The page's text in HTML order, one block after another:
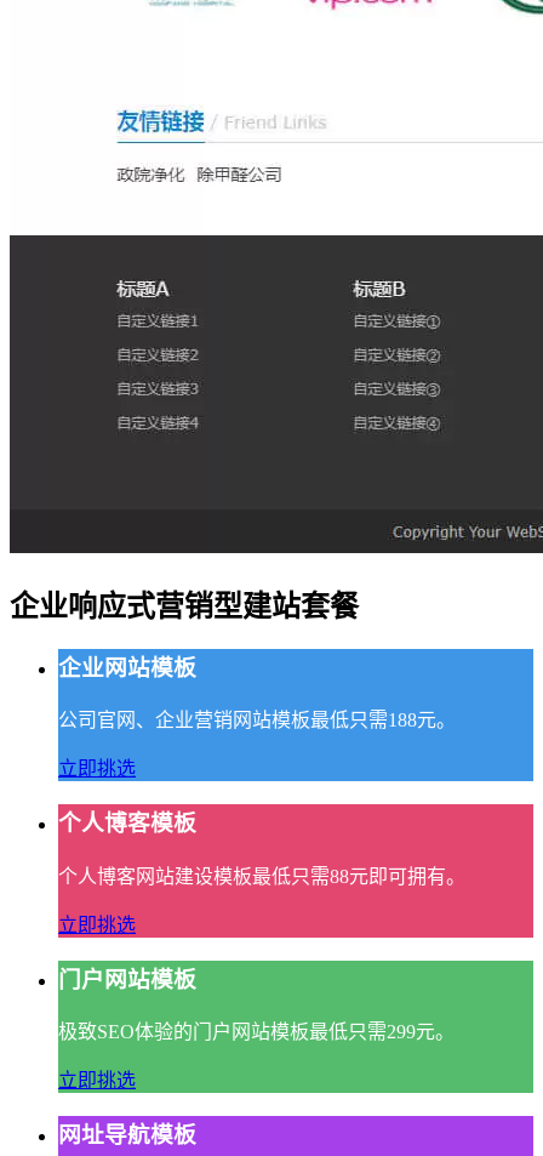
企业响应式营销型建站套餐
企业网站模板
公司官网、企业营销网站模板最低只需188元。
立即挑选
个人博客模板
个人博客网站建设模板最低只需88元即可拥有。
立即挑选
门户网站模板
极致SEO体验的门户网站模板最低只需299元。
立即挑选
网址导航模板